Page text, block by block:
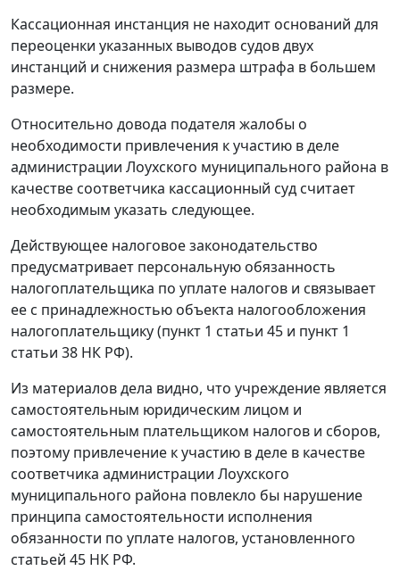
Кассационная инстанция не находит оснований для
переоценки указанных выводов судов двух
инстанций и снижения размера штрафа в большем
размере.
Относительно довода подателя жалобы о
необходимости привлечения к участию в деле
администрации Лоухского муниципального района в
качестве соответчика кассационный суд считает
необходимым указать следующее.
Действующее налоговое законодательство
предусматривает персональную обязанность
налогоплательщика по уплате налогов и связывает
ее с принадлежностью объекта налогообложения
налогоплательщику (пункт 1 статьи 45 и пункт 1
статьи 38 НК РФ).
Из материалов дела видно, что учреждение является
самостоятельным юридическим лицом и
самостоятельным плательщиком налогов и сборов,
поэтому привлечение к участию в деле в качестве
соответчика администрации Лоухского
муниципального района повлекло бы нарушение
принципа самостоятельности исполнения
обязанности по уплате налогов, установленного
статьей 45 НК РФ.